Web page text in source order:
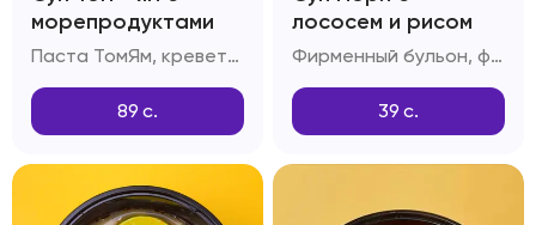
морепродуктами
Паста ТомЯм, креветки, мидии, шампиньоны, снежный краб, помидоры черри
89 с.
лососем и рисом
Фирменный бульон, филе лосося, отварной рис, куриное яйцо, паста Том-ям, рыбный соус, зеленый лук
39 с.